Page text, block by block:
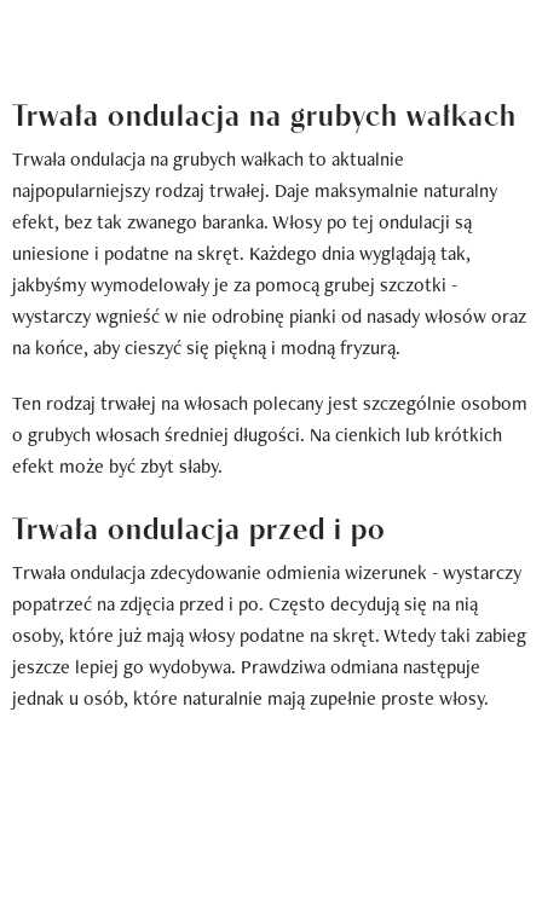
Trwała ondulacja na grubych wałkach
Trwała ondulacja na grubych wałkach to aktualnie
najpopularniejszy rodzaj trwałej. Daje maksymalnie naturalny
efekt, bez tak zwanego baranka. Włosy po tej ondulacji są
uniesione i podatne na skręt. Każdego dnia wyglądają tak,
jakbyśmy wymodelowały je za pomocą grubej szczotki -
wystarczy wgnieść w nie odrobinę pianki od nasady włosów oraz
na końce, aby cieszyć się piękną i modną fryzurą.
Ten rodzaj trwałej na włosach polecany jest szczególnie osobom
o grubych włosach średniej długości. Na cienkich lub krótkich
efekt może być zbyt słaby.
Trwała ondulacja przed i po
Trwała ondulacja zdecydowanie odmienia wizerunek - wystarczy
popatrzeć na zdjęcia przed i po. Często decydują się na nią
osoby, które już mają włosy podatne na skręt. Wtedy taki zabieg
jeszcze lepiej go wydobywa. Prawdziwa odmiana następuje
jednak u osób, które naturalnie mają zupełnie proste włosy.